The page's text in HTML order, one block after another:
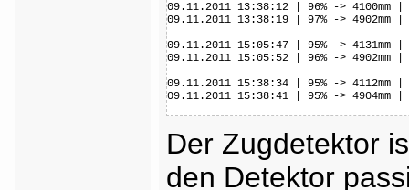
09.11.2011 13:38:12 | 96% -> 4100mm |
09.11.2011 13:38:19 | 97% -> 4902mm |
09.11.2011 15:05:47 | 95% -> 4131mm |
09.11.2011 15:05:52 | 96% -> 4902mm |
09.11.2011 15:38:34 | 95% -> 4112mm |
09.11.2011 15:38:41 | 95% -> 4904mm |
Der Zugdetektor
den Detektor